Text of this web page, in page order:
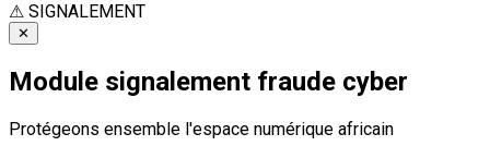
⚠ SIGNALEMENT
✕
Module signalement fraude cyber
Protégeons ensemble l'espace numérique africain